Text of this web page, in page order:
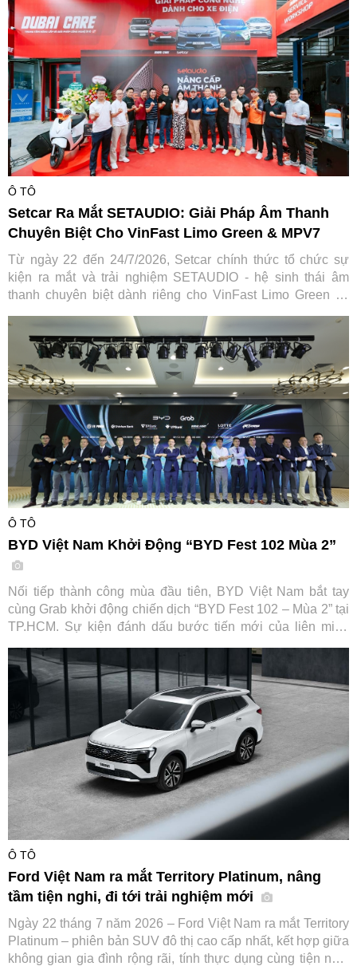
cho cộng đồng.
Ô TÔ
Setcar Ra Mắt SETAUDIO: Giải Pháp Âm Thanh
Chuyên Biệt Cho VinFast Limo Green & MPV7
Từ ngày 22 đến 24/7/2026, Setcar chính thức tổ chức sự
kiện ra mắt và trải nghiệm SETAUDIO - hệ sinh thái âm
thanh chuyên biệt dành riêng cho VinFast Limo Green và
cũ đổi mới" tiết kiệm tới 7,2 triệu đồng.
Ô TÔ
BYD Việt Nam Khởi Động “BYD Fest 102 Mùa 2”
Nối tiếp thành công mùa đầu tiên, BYD Việt Nam bắt tay
cùng Grab khởi động chiến dịch “BYD Fest 102 – Mùa 2” tại
TP.HCM. Sự kiện đánh dấu bước tiến mới của liên minh
đẩy chuyển đổi xanh cho ngành vận tải dịch vụ tại Việt Nam.
Ô TÔ
Ford Việt Nam ra mắt Territory Platinum, nâng
tầm tiện nghi, đi tới trải nghiệm mới
Ngày 22 tháng 7 năm 2026 – Ford Việt Nam ra mắt Territory
Platinum – phiên bản SUV đô thị cao cấp nhất, kết hợp giữa
không gian gia đình rộng rãi, tính thực dụng cùng tiện nghi